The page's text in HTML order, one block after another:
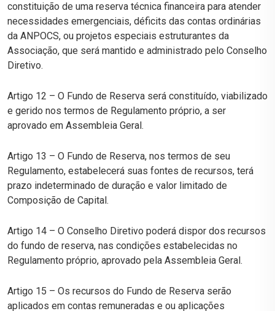
constituição de uma reserva técnica financeira para atender
necessidades emergenciais, déficits das contas ordinárias
da ANPOCS, ou projetos especiais estruturantes da
Associação, que será mantido e administrado pelo Conselho
Diretivo.
Artigo 12 – O Fundo de Reserva será constituído, viabilizado
e gerido nos termos de Regulamento próprio, a ser
aprovado em Assembleia Geral.
Artigo 13 – O Fundo de Reserva, nos termos de seu
Regulamento, estabelecerá suas fontes de recursos, terá
prazo indeterminado de duração e valor limitado de
Composição de Capital.
Artigo 14 – O Conselho Diretivo poderá dispor dos recursos
do fundo de reserva, nas condições estabelecidas no
Regulamento próprio, aprovado pela Assembleia Geral.
Artigo 15 – Os recursos do Fundo de Reserva serão
aplicados em contas remuneradas e ou aplicações